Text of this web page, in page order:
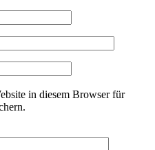
in diesem Browser für